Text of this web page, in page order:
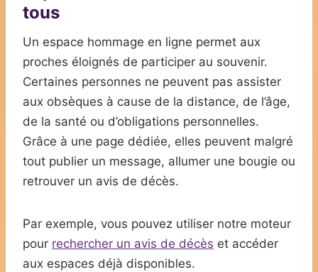
tous
Un espace hommage en ligne permet aux
proches éloignés de participer au souvenir.
Certaines personnes ne peuvent pas assister
aux obsèques à cause de la distance, de l’âge,
de la santé ou d’obligations personnelles.
Grâce à une page dédiée, elles peuvent malgré
tout publier un message, allumer une bougie ou
retrouver un avis de décès.
Par exemple, vous pouvez utiliser notre moteur
pour rechercher un avis de décès et accéder
aux espaces déjà disponibles.